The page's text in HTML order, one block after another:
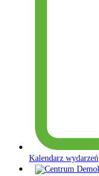
Kalendarz wydarzeń